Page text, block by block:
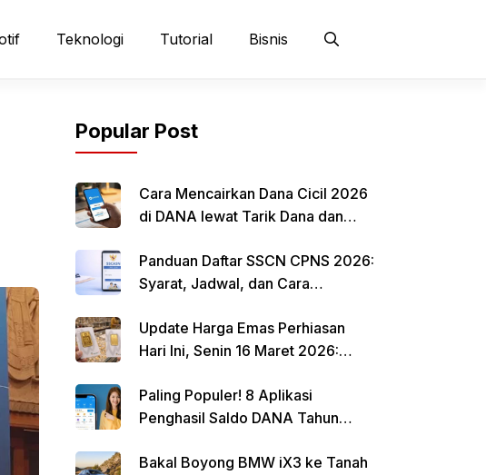
Teknologi Tutorial Bisnis
Popular Post
Cara Mencairkan Dana Cicil 2026
di DANA lewat Tarik Dana dan
Panduan Daftar SSCN CPNS 2026:
Syarat, Jadwal, dan Cara
Update Harga Emas Perhiasan
Hari Ini, Senin 16 Maret 2026:
Paling Populer! 8 Aplikasi
Penghasil Saldo DANA Tahun
Bakal Boyong BMW iX3 ke Tanah